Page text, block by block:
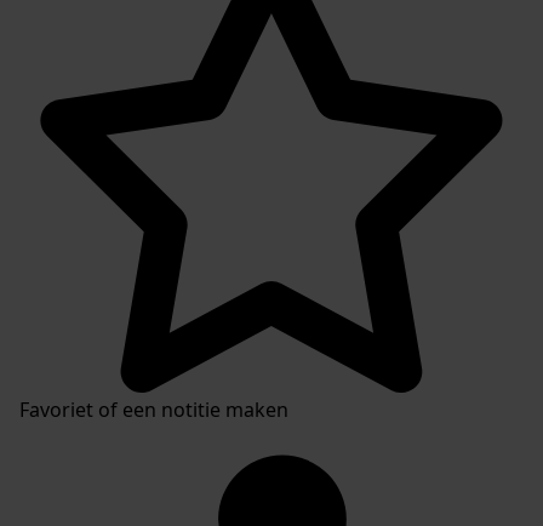
Favoriet of een notitie maken